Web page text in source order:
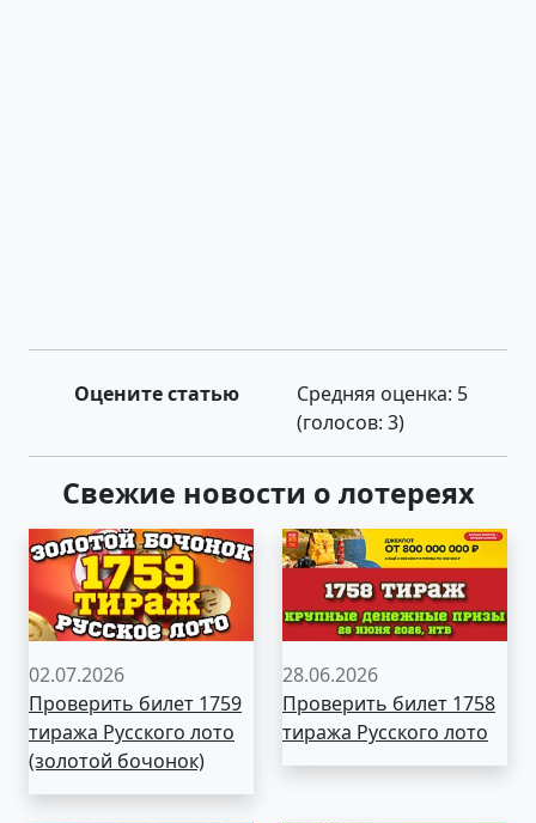
Оцените статью Средняя оценка: 5
(голосов: 3)
Свежие новости о лотереях
02.07.2026
Проверить билет 1759
тиража Русского лото
(золотой бочонок)
28.06.2026
Проверить билет 1758
тиража Русского лото